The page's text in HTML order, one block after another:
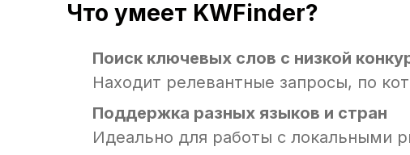
Что умеет KWFinder?
Поиск ключевых слов с низкой
Находит релевантные запросы, по
Поддержка разных языков и стран
Идеально для работы с локальными